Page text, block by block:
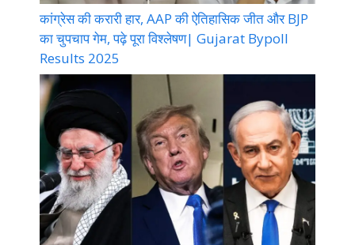
कांग्रेस की करारी हार, AAP की ऐतिहासिक जीत और BJP
का चुपचाप गेम, पढ़े पूरा विश्लेषण| Gujarat Bypoll
Results 2025